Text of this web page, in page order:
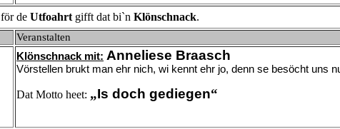
för de Utfoahrtgifft dat bi`n Klönschnack.
Veranstalten
Klönschnack mit: Anneliese Braasch
Vörstellen brukt man ehr nich, wi kennt ehr jo, denn se besöcht uns
Dat Motto heet: „Is doch gediegen“